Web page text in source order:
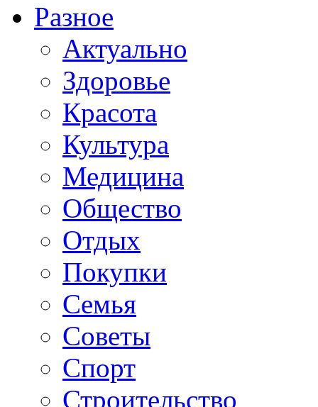
Разное
Актуально
Здоровье
Красота
Культура
Медицина
Общество
Отдых
Покупки
Семья
Советы
Спорт
Строительство